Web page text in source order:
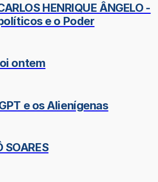
HENRIQUE ÂNGELO -
e o Poder
ontem
e os Alienígenas